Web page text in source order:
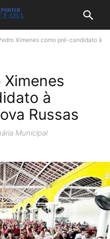
Ximenes como pré-candidato à
Ximenes
à
Russas
Municipal